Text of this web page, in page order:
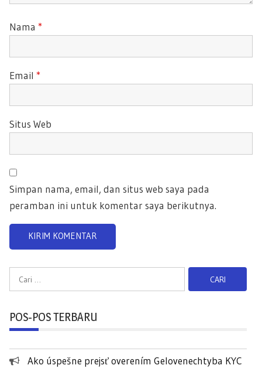
Nama *
Email *
Situs Web
Simpan nama, email, dan situs web saya pada
peramban ini untuk komentar saya berikutnya.
a
t
POS-POS TERBARU
Ako úspešne prejsť overením Gelovenechtyba KYC